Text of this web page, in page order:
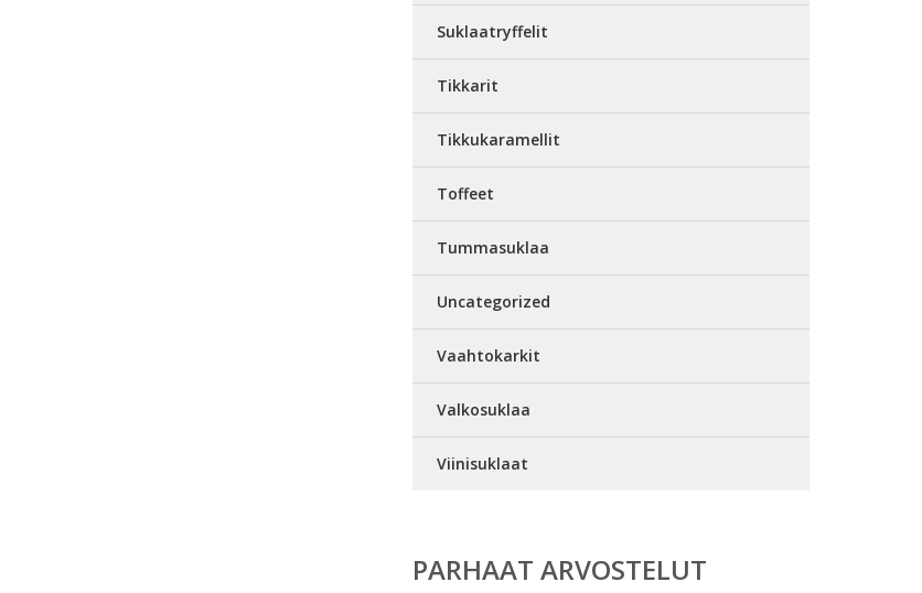
Suklaatryffelit
Tikkarit
Tikkukaramellit
Toffeet
Tummasuklaa
Uncategorized
Vaahtokarkit
Valkosuklaa
Viinisuklaat
PARHAAT ARVOSTELUT